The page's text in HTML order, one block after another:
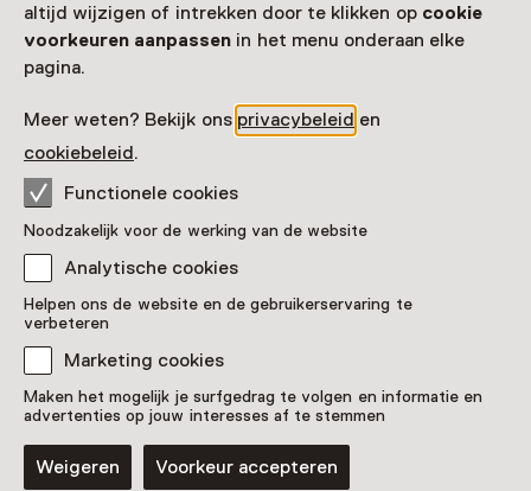
altijd wijzigen of intrekken door te klikken op cookie
voorkeuren aanpassen in het menu onderaan elke
pagina.
Meer weten? Bekijk ons privacybeleid en
cookiebeleid.
Functionele cookies
Noodzakelijk voor de werking van de website
Analytische cookies
Helpen ons de website en de gebruikerservaring te
verbeteren
Marketing cookies
Maken het mogelijk je surfgedrag te volgen en informatie en
advertenties op jouw interesses af te stemmen
Weigeren Voorkeur accepteren
Museumkaart of ticket kopen
Faciliteiten
Drinken
Meer informatie op de museumsite
Nog meer ontdekken